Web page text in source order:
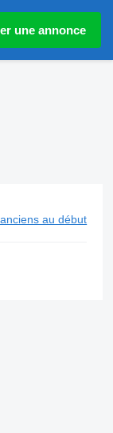
une annonce
au début